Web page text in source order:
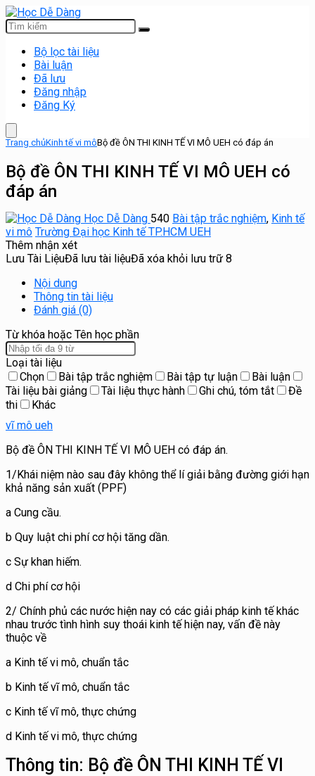
Bộ lọc tài liệu
Bài luận
Đã lưu
Đăng nhập
Đăng Ký
Trang chủKinh tế vi môBộ đề ÔN THI KINH TẾ VI MÔ UEH có đáp án
Bộ đề ÔN THI KINH TẾ VI MÔ UEH có
đáp án
Học Dễ Dàng 540 Bài tập trắc nghiệm, Kinh tế
vi mô Trường Đại học Kinh tế TP.HCM UEH
Thêm nhận xét
Lưu Tài LiệuĐã lưu tài liệuĐã xóa khỏi lưu trữ 8
Nội dung
Thông tin tài liệu
Đánh giá (0)
Từ khóa hoặc Tên học phần
Loại tài liệu
Chọn
Bài tập trắc nghiệm Bài tập tự luận
Bài luận
Tài liệu bài giảng
Tài liệu thực hành Ghi chú, tóm tắt
Đề
thi
Khác
vĩ mô ueh
Bộ đề ÔN THI KINH TẾ VI MÔ UEH có đáp án.
1/Khái niệm nào sau đây không thể lí giải bằng đường giới hạn
khả năng sản xuất (PPF)
a Cung cầu.
b Quy luật chi phí cơ hội tăng dần.
c Sự khan hiếm.
d Chi phí cơ hội
2/ Chính phủ các nước hiện nay có các giải pháp kinh tế khác
nhau trước tình hình suy thoái kinh tế hiện nay, vấn đề này
thuộc về
a Kinh tế vi mô, chuẩn tắc
b Kinh tế vĩ mô, chuẩn tắc
c Kinh tế vĩ mô, thực chứng
d Kinh tế vi mô, thực chứng
Thông tin: Bộ đề ÔN THI KINH TẾ VI